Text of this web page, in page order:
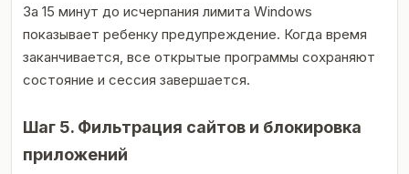
За 15 минут до исчерпания лимита Windows
показывает ребенку предупреждение. Когда время
заканчивается, все открытые программы сохраняют
состояние и сессия завершается.
Шаг 5. Фильтрация сайтов и блокировка
приложений